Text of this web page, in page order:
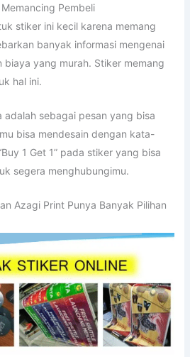
Pembeli
stiker ini kecil karena memang
banyak informasi mengenai
yang murah. Stiker memang
hal ini.
adalah sebagai pesan yang bisa
bisa mendesain dengan kata-
1 Get 1” pada stiker yang bisa
segera menghubungimu.
Azagi Print Punya Banyak Pilihan